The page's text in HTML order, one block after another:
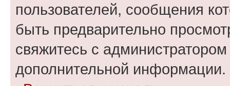
пользователей, сообщения
быть предварительно
свяжитесь с
дополнительной информации.